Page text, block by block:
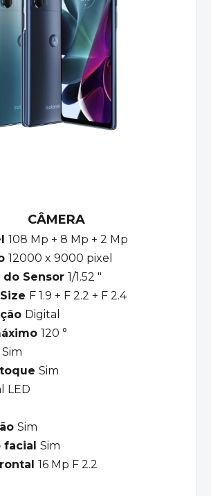
CÂMERA
108 Mp + 8 Mp + 2 Mp
12000 x 9000 pixel
do Sensor 1/1.52 "
F 1.9 + F 2.2 + F 2.4
Digital
120 °
Sim
Sim
LED
Sim
facial Sim
16 Mp F 2.2